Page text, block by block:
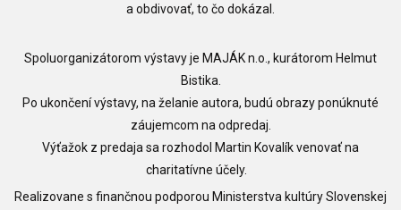
a obdivovať, to čo dokázal.
Spoluorganizátorom výstavy je MAJÁK n.o., kurátorom Helmut
Bistika.
Po ukončení výstavy, na želanie autora, budú obrazy ponúknuté
záujemcom na odpredaj.
Výťažok z predaja sa rozhodol Martin Kovalík venovať na
charitatívne účely.
Realizovane s finančnou podporou Ministerstva kultúry Slovenskej